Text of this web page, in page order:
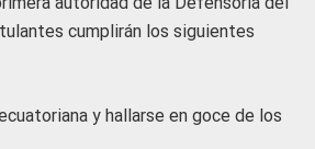
cumplirán los siguientes
y hallarse en goce de los